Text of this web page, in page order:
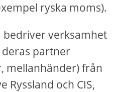
ryska moms).
bedriver verksamhet
deras partner
mellanhänder) från
Ryssland och CIS,